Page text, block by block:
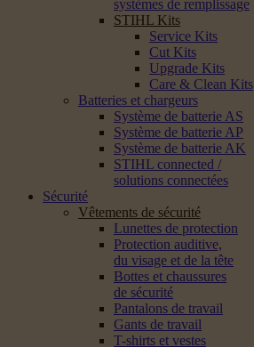
systèmes de remplissage
STIHL Kits
Service Kits
Cut Kits
Upgrade Kits
Care & Clean Kits
Batteries et chargeurs
Système de batterie AS
Système de batterie AP
Système de batterie AK
STIHL connected /
solutions connectées
Sécurité
Vêtements de sécurité
Lunettes de protection
Protection auditive,
du visage et de la tête
Bottes et chaussures
de sécurité
Pantalons de travail
Gants de travail
T-shirts et vestes